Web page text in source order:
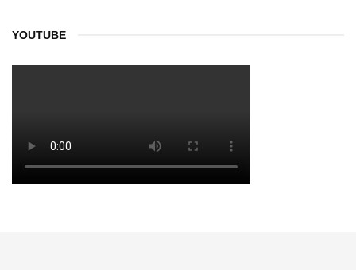
YOUTUBE